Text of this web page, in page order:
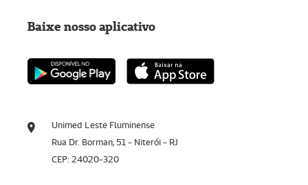
Unimed Leste Fluminense
Rua Dr. Borman, 51 - Niterói - RJ
CEP: 24020-320
Baixe nosso aplicativo